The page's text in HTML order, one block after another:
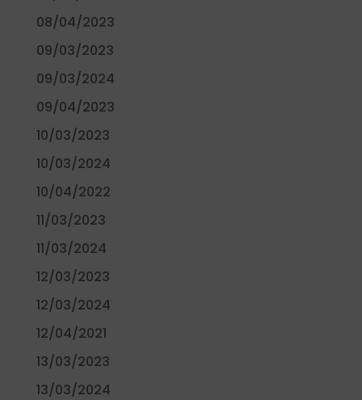
08/04/2023
09/03/2023
09/03/2024
09/04/2023
10/03/2023
10/03/2024
10/04/2022
11/03/2023
11/03/2024
12/03/2023
12/03/2024
12/04/2021
13/03/2023
13/03/2024